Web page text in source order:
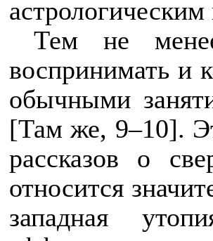
Тем не
воспринимать и
обычными
[Там же, 9–10].
рассказов о
относится
западная